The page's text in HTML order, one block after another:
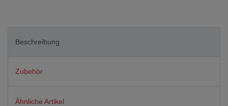
Beschreibung
Zubehör
Ähnliche Artikel